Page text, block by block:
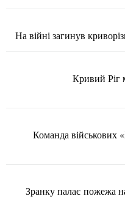
На війні загинув
Кривий Ріг
Команда військових
Зранку палає пожежа